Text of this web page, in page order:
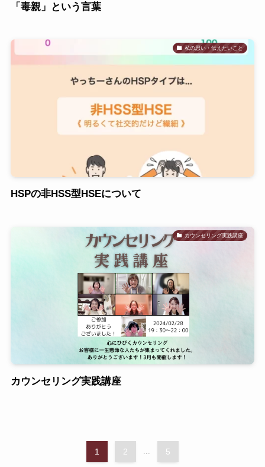
「毒親」という言葉
私の思い・伝えたいこと
HSPの非HSS型HSEについて
カウンセリング実践講座
カウンセリング実践講座
1 2 ... 5